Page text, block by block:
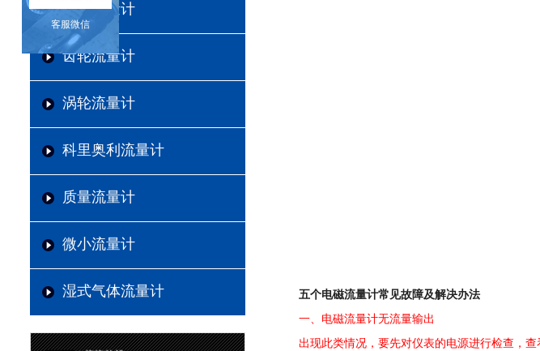
涡街流量计
齿轮流量计
涡轮流量计
科里奥利流量计
质量流量计
微小流量计
湿式气体流量计
五个电磁流量计常见故障及解决办法
一、电磁流量计无流量输出
出现此类情况，要先对仪表的电源进行检查，查
客服微信